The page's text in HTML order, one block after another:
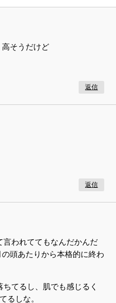
そうだけど
返信
返信
われててもなんだかんだ
頭あたりから本格的に終わ
てるし、肌でも感じるく
るしな。